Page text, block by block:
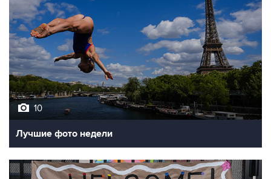
10
Лучшие фото недели